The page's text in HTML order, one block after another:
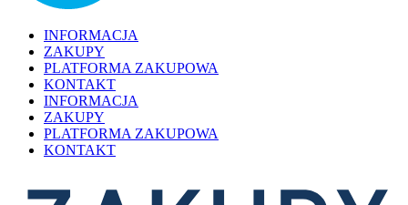
INFORMACJA
ZAKUPY
PLATFORMA ZAKUPOWA
KONTAKT
INFORMACJA
ZAKUPY
PLATFORMA ZAKUPOWA
KONTAKT